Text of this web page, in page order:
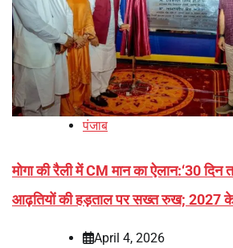
पंजाब
मोगा की रैली में CM मान का ऐलान:‘30
आढ़तियों की हड़ताल पर सख्त रुख; 2027 के
April 4, 2026